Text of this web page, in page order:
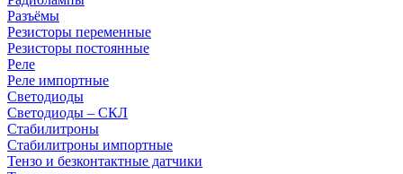
Разъёмы
Резисторы переменные
Резисторы постоянные
Реле
Реле импортные
Светодиоды
Светодиоды – СКЛ
Стабилитроны
Стабилитроны импортные
Тензо и безконтактные датчики